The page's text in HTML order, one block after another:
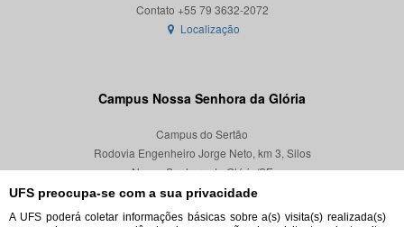
UFS preocupa-se com a sua privacidade
A UFS poderá coletar informações básicas sobre a(s) visita(s) realizada(s)
Localização
Campus Nossa Senhora da Glória
Campus do Sertão
Rodovia Engenheiro Jorge Neto, km 3, Silos
Nossa Senhora da Glória/SE
CEP 49680-000